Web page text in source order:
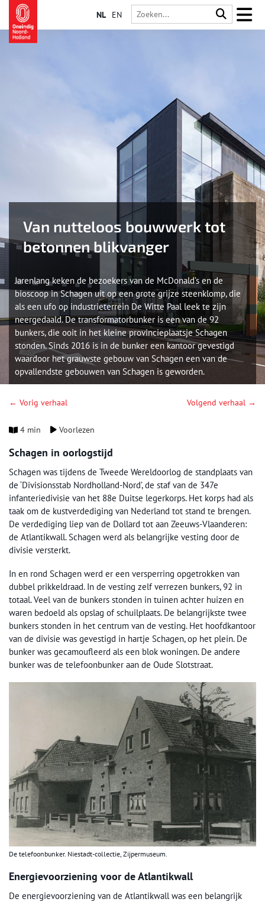
NL EN
Van nutteloos bouwwerk tot
betonnen blikvanger
Jarenlang keken de bezoekers van de McDonald’s en de
bioscoop in Schagen uit op een grote grijze steenklomp, die
als een ufo op industrieterrein De Witte Paal leek te zijn
neergedaald. De transformatorbunker is een van de 92
bunkers, die ooit in het kleine provincieplaatsje Schagen
stonden. Sinds 2016 is in de bunker een kantoor gevestigd
waardoor het grauwste gebouw van Schagen een van de
opvallendste gebouwen van Schagen is geworden.
← Vorig verhaal Volgend verhaal →
4 min Voorlezen
Schagen in oorlogstijd
Schagen was tijdens de Tweede Wereldoorlog de standplaats van
de ‘Divisionsstab Nordholland-Nord’, de staf van de 347e
infanteriedivisie van het 88e Duitse legerkorps. Het korps had als
taak om de kustverdediging van Nederland tot stand te brengen.
De verdediging liep van de Dollard tot aan Zeeuws-Vlaanderen:
de Atlantikwall. Schagen werd als belangrijke vesting door de
divisie versterkt.
In en rond Schagen werd er een versperring opgetrokken van
dubbel prikkeldraad. In de vesting zelf verrezen bunkers, 92 in
totaal. Veel van de bunkers stonden in tuinen achter huizen en
waren bedoeld als opslag of schuilplaats. De belangrijkste twee
bunkers stonden in het centrum van de vesting. Het hoofdkantoor
van de divisie was gevestigd in hartje Schagen, op het plein. De
bunker was gecamoufleerd als een blok woningen. De andere
bunker was de telefoonbunker aan de Oude Slotstraat.
De telefoonbunker. Niestadt-collectie, Zijpermuseum.
Energievoorziening voor de Atlantikwall
De energievoorziening van de Atlantikwall was een belangrijk